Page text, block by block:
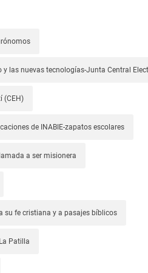
y las nuevas tecnologías-Junta Central
(CEH)
de INABIE-zapatos escolares
a ser misionera
su fe cristiana y a pasajes bíblicos
La Patilla